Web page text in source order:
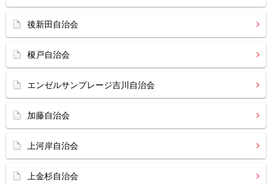
後新田自治会
榎戸自治会
エンゼルサンプレージ吉川自治会
加藤自治会
上河岸自治会
上金杉自治会